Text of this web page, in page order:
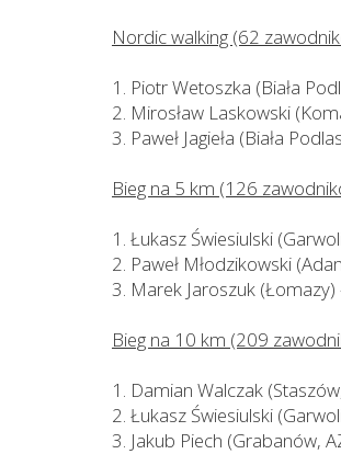
Nordic walking (62
1. Piotr Wetoszka (Biała
2. Mirosław Laskowski
3. Paweł Jagieła (Biała
Bieg na 5 km (126
1. Łukasz Świesiulski
2. Paweł Młodzikowski
3. Marek Jaroszuk
Bieg na 10 km (209
1. Damian Walczak
2. Łukasz Świesiulski
3. Jakub Piech (Grabanów,